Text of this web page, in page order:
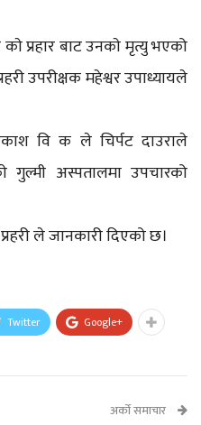
प्रहार बाट उनकाे मृत्यु भएको
उपरीक्षक महेश्वर उपाध्यायले
वि क ले चिर्पट दाउराले
गुल्मी अस्पतालमा उपचारको
ले जानकारी दिएको छ।
Twitter Google+
अर्को समाचार